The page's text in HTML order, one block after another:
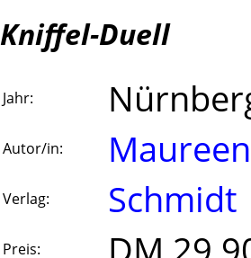
Kniffel-Duell
Jahr:
Autor/in:
Verlag: Schmidt
Preis: